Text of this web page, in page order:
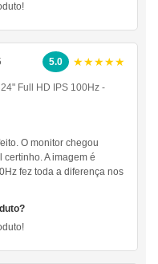
5.0 ★★★★★
Full HD IPS 100Hz -
O monitor chegou
A imagem é
fez toda a diferença nos